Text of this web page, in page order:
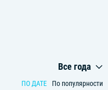
Все года
ПО ДАТЕ По популярности